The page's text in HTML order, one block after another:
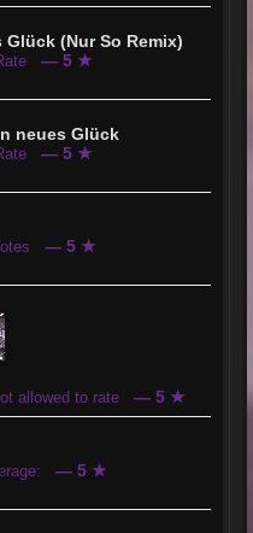
Glück (Nur So Remix)
— 5 ★
neues Glück
— 5 ★
— 5 ★
allowed to rate — 5 ★
— 5 ★